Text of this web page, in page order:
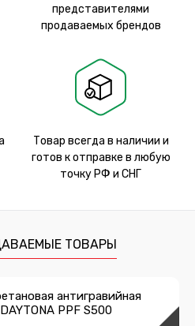
представителями
продаваемых брендов
Товар всегда в наличии и
готов к отправке в любую
точку РФ и СНГ
ТОВАРЫ
антигравийная
PPF S500